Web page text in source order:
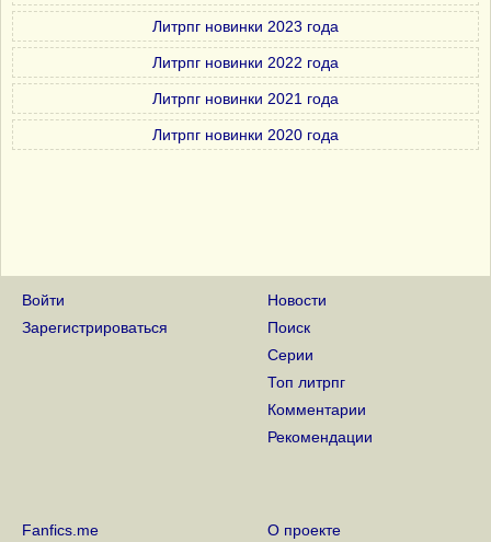
Литрпг новинки 2023 года
Литрпг новинки 2022 года
Литрпг новинки 2021 года
Литрпг новинки 2020 года
Войти
Зарегистрироваться
Новости
Поиск
Серии
Топ литрпг
Комментарии
Рекомендации
Fanfics.me О проекте